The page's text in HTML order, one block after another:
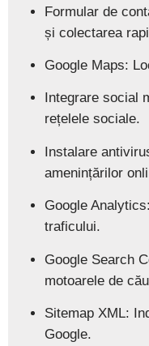
Formular de
și colectarea
Google Maps:
Integrare social
rețelele sociale.
Instalare
amenințărilor
Google Analytics:
traficului.
Google Search
motoarele de
Sitemap XML:
Google.